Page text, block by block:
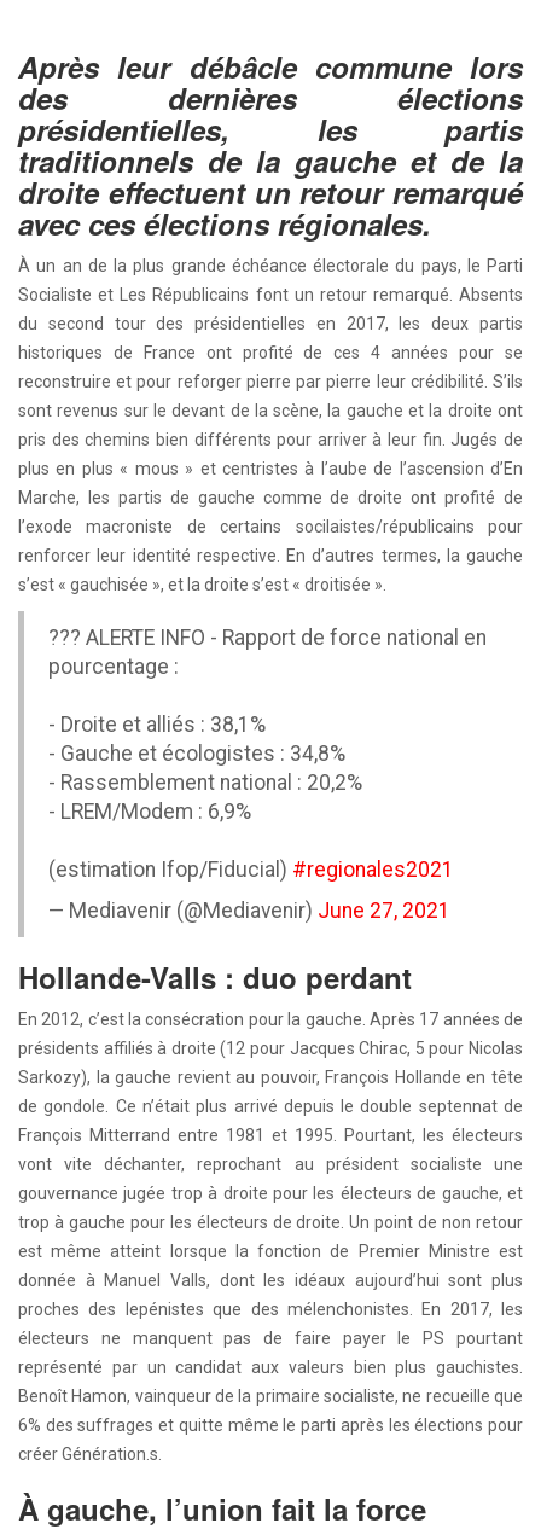
Après leur débâcle commune lors
des dernières élections
présidentielles, les partis
traditionnels de la gauche et de la
droite effectuent un retour remarqué
avec ces élections régionales.
À un an de la plus grande échéance électorale du pays, le Parti
Socialiste et Les Républicains font un retour remarqué. Absents
du second tour des présidentielles en 2017, les deux partis
historiques de France ont profité de ces 4 années pour se
reconstruire et pour reforger pierre par pierre leur crédibilité. S’ils
sont revenus sur le devant de la scène, la gauche et la droite ont
pris des chemins bien différents pour arriver à leur fin. Jugés de
plus en plus « mous » et centristes à l’aube de l’ascension d’En
Marche, les partis de gauche comme de droite ont profité de
l’exode macroniste de certains socilaistes/républicains pour
renforcer leur identité respective. En d’autres termes, la gauche
s’est « gauchisée », et la droite s’est « droitisée ».
??? ALERTE INFO - Rapport de force national en
pourcentage :
- Droite et alliés : 38,1%
- Gauche et écologistes : 34,8%
- Rassemblement national : 20,2%
- LREM/Modem : 6,9%
(estimation Ifop/Fiducial) #regionales2021
— Mediavenir (@Mediavenir) June 27, 2021
Hollande-Valls : duo perdant
En 2012, c’est la consécration pour la gauche. Après 17 années de
présidents affiliés à droite (12 pour Jacques Chirac, 5 pour Nicolas
Sarkozy), la gauche revient au pouvoir, François Hollande en tête
de gondole. Ce n’était plus arrivé depuis le double septennat de
François Mitterrand entre 1981 et 1995. Pourtant, les électeurs
vont vite déchanter, reprochant au président socialiste une
gouvernance jugée trop à droite pour les électeurs de gauche, et
trop à gauche pour les électeurs de droite. Un point de non retour
est même atteint lorsque la fonction de Premier Ministre est
donnée à Manuel Valls, dont les idéaux aujourd’hui sont plus
proches des lepénistes que des mélenchonistes. En 2017, les
électeurs ne manquent pas de faire payer le PS pourtant
représenté par un candidat aux valeurs bien plus gauchistes.
Benoît Hamon, vainqueur de la primaire socialiste, ne recueille que
6% des suffrages et quitte même le parti après les élections pour
créer Génération.s.
À gauche, l’union fait la force